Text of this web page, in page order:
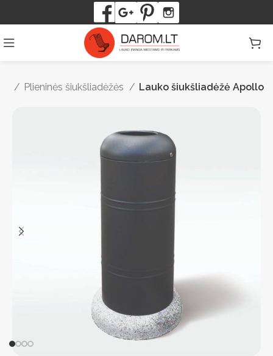
Plieninės šiukšliadėžės Lauko šiukšliadėžė Apollo